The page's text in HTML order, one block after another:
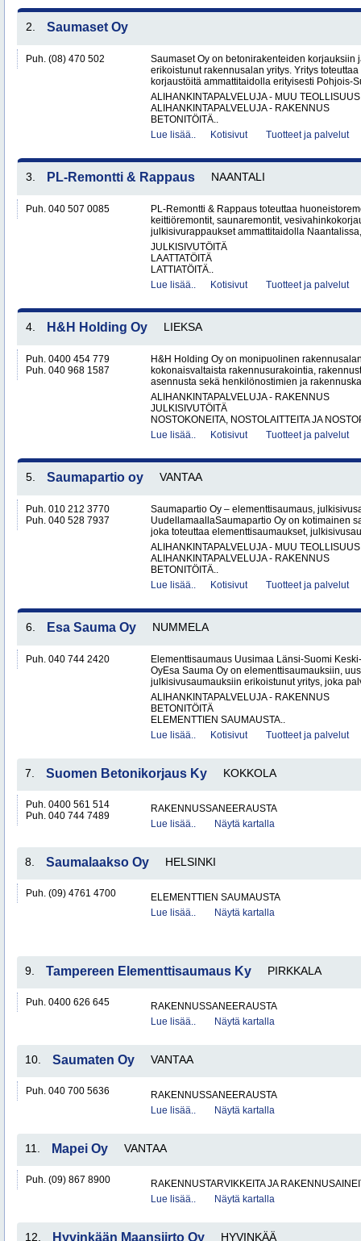
2. Saumaset Oy
Puh. (08) 470 502
Saumaset Oy on betonirakenteiden korjauksiin
erikoistunut rakennusalan yritys. Yritys
korjaustöitä ammattitaidolla erityisesti Pohjois-
ALIHANKINTAPALVELUJA - MUU TEOLLISUUS
ALIHANKINTAPALVELUJA - RAKENNUS
BETONITÖITÄ..
Lue lisää..
Kotisivut Tuotteet ja palvelut
3. PL-Remontti & Rappaus NAANTALI
Puh. 040 507 0085
PL-Remontti & Rappaus toteuttaa
keittiöremontit, saunaremontit,
julkisivurappaukset ammattitaidolla
JULKISIVUTÖITÄ
LAATTATÖITÄ
LATTIATÖITÄ..
Lue lisää..
Kotisivut Tuotteet ja palvelut
4. H&H Holding Oy LIEKSA
Puh. 0400 454 779
Puh. 040 968 1587
H&H Holding Oy on monipuolinen
kokonaisvaltaista rakennusurakointia,
asennusta sekä henkilönostimien ja
ALIHANKINTAPALVELUJA - RAKENNUS
JULKISIVUTÖITÄ
NOSTOKONEITA, NOSTOLAITTEITA JA
Lue lisää..
Kotisivut Tuotteet ja palvelut
5. Saumapartio oy VANTAA
Puh. 010 212 3770
Puh. 040 528 7937
Saumapartio Oy – elementtisaumaus,
UudellamaallaSaumapartio Oy on kotimainen
joka toteuttaa elementtisaumaukset,
ALIHANKINTAPALVELUJA - MUU TEOLLISUUS
ALIHANKINTAPALVELUJA - RAKENNUS
BETONITÖITÄ..
Lue lisää..
Kotisivut Tuotteet ja palvelut
6. Esa Sauma Oy NUMMELA
Puh. 040 744 2420
Elementtisaumaus Uusimaa Länsi-Suomi
OyEsa Sauma Oy on elementtisaumauksiin,
julkisivusaumauksiin erikoistunut yritys, joka
ALIHANKINTAPALVELUJA - RAKENNUS
BETONITÖITÄ
ELEMENTTIEN SAUMAUSTA..
Lue lisää..
Kotisivut Tuotteet ja palvelut
7. Suomen Betonikorjaus Ky KOKKOLA
Puh. 0400 561 514
Puh. 040 744 7489
RAKENNUSSANEERAUSTA
Lue lisää..
Näytä kartalla
8. Saumalaakso Oy HELSINKI
Puh. (09) 4761 4700
ELEMENTTIEN SAUMAUSTA
Lue lisää..
Näytä kartalla
9. Tampereen Elementtisaumaus Ky PIRKKALA
Puh. 0400 626 645
RAKENNUSSANEERAUSTA
Lue lisää..
Näytä kartalla
10. Saumaten Oy VANTAA
Puh. 040 700 5636
RAKENNUSSANEERAUSTA
Lue lisää..
Näytä kartalla
11. Mapei Oy VANTAA
Puh. (09) 867 8900
RAKENNUSTARVIKKEITA JA
Lue lisää..
Näytä kartalla
12. Hyvinkään Maansiirto Oy HYVINKÄÄ